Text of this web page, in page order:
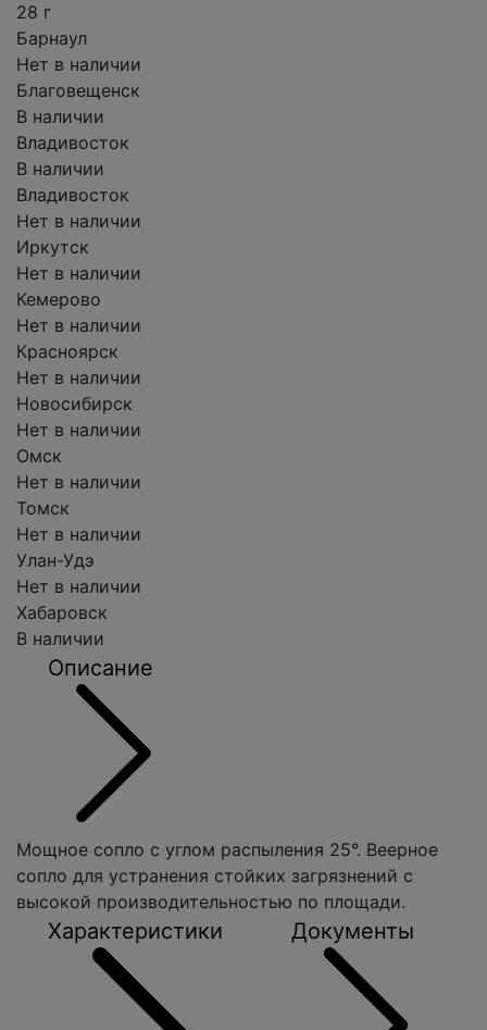
28 г
Барнаул
Нет в наличии
Благовещенск
В наличии
Владивосток
В наличии
Владивосток
Нет в наличии
Иркутск
Нет в наличии
Кемерово
Нет в наличии
Красноярск
Нет в наличии
Новосибирск
Нет в наличии
Омск
Нет в наличии
Томск
Нет в наличии
Улан-Удэ
Нет в наличии
Хабаровск
В наличии
Описание
Мощное сопло с углом распыления 25°. Веерное
сопло для устранения стойких загрязнений с
высокой производительностью по площади.
Характеристики Документы